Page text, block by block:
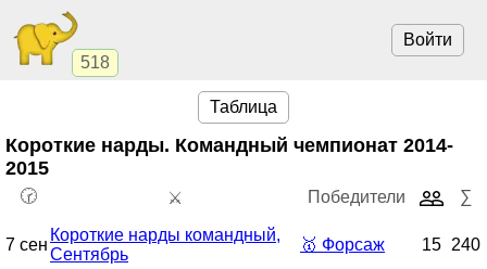
518
Войти
Таблица
Короткие нарды. Командный чемпионат 2014-
2015
🕝 ⚔️ Победители ∑
7 сен
Короткие нарды командный,
Сентябрь
🥇 Форсаж 15 240